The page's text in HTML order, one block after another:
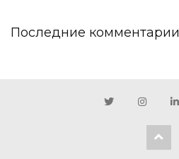
Последние комментарии